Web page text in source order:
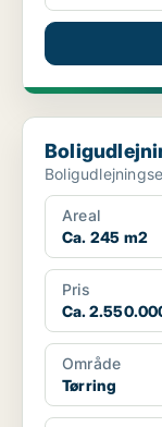
Areal
Ca. 245 m2
Pris
Ca.
Område
Tørring